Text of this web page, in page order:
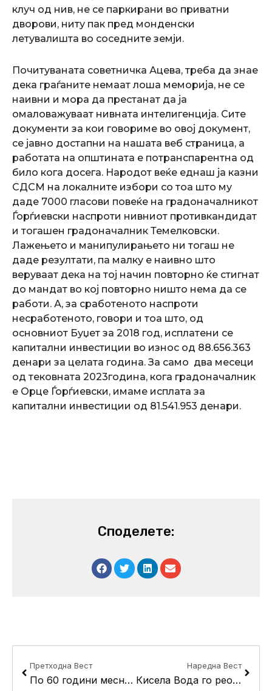
клуч од нив, не се паркирани во приватни
дворови, ниту пак пред монденски
летувалишта во соседните земји.
Почитуваната советничка Ацева, треба да знае
дека граѓаните немаат лоша меморија, не се
наивни и мора да престанат да ја
омаловажуваат нивната интелигенција. Сите
документи за кои говориме во овој документ,
се јавно достапни на нашата веб страница, а
работата на општината е потранспарентна од
било кога досега. Народот веќе еднаш ја казни
СДСМ на локалните избори со тоа што му
даде 7000 гласови повеќе на градоначалникот
Ѓорѓиевски наспроти нивниот противкандидат
и тогашен градоначалник Темелковски.
Лажењето и манипулирањето ни тогаш не
даде резултати, па малку е наивно што
веруваат дека на тој начин повторно ќе стигнат
до мандат во кој повторно ништо нема да се
работи. А, за сработеното наспроти
несработеното, говори и тоа што, од
основниот Буџет за 2018 год, исплатени се
капитални инвестиции во износ од 88.656.363
денари за целата година. За само два месеци
од тековната 2023година, кога градоначалник
е Орце Ѓорѓиевски, имаме исплата за
капитални инвестиции од 81.541.953 денари.
Споделете:
Претходна Вест
По 60 години месноста Порупи доби квалитетна водоводна мрежа
Наредна Вест
Кисела Вода го реобјави меѓународниот конкурс за идејниот лик на Расадник